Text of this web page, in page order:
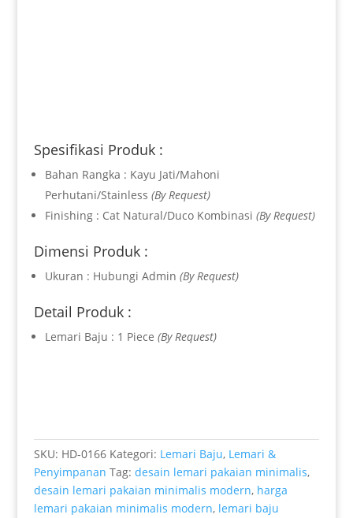
Spesifikasi Produk :
Bahan Rangka : Kayu Jati/Mahoni
Perhutani/Stainless (By Request)
Finishing : Cat Natural/Duco Kombinasi (By Request)
Dimensi Produk :
Ukuran : Hubungi Admin (By Request)
Detail Produk :
Lemari Baju : 1 Piece (By Request)
SKU: HD-0166 Kategori: Lemari Baju, Lemari &
Penyimpanan Tag: desain lemari pakaian minimalis,
desain lemari pakaian minimalis modern, harga
lemari pakaian minimalis modern, lemari baju